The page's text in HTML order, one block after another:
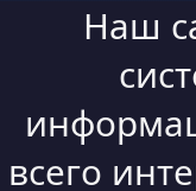
Наш
всего